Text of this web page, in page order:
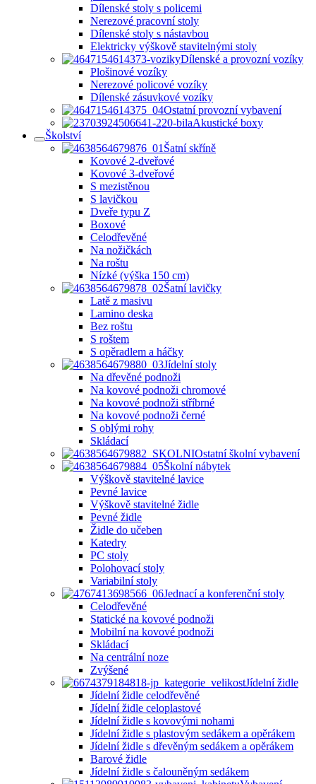
Dílenské stoly s policemi
Nerezové pracovní stoly
Dílenské stoly s nástavbou
Elektricky výškově stavitelnými stoly
Dílenské a provozní vozíky
Plošinové vozíky
Nerezové policové vozíky
Dílenské zásuvkové vozíky
Ostatní provozní vybavení
Akustické boxy
Školství
Šatní skříně
Kovové 2-dveřové
Kovové 3-dveřové
S mezistěnou
S lavičkou
Dveře typu Z
Boxové
Celodřevěné
Na nožičkách
Na roštu
Nízké (výška 150 cm)
Šatní lavičky
Latě z masivu
Lamino deska
Bez roštu
S roštem
S opěradlem a háčky
Jídelní stoly
Na dřevěné podnoži
Na kovové podnoži chromové
Na kovové podnoži stříbrné
Na kovové podnoži černé
S oblými rohy
Skládací
Ostatní školní vybavení
Školní nábytek
Výškově stavitelné lavice
Pevné lavice
Výškově stavitelné židle
Pevné židle
Židle do učeben
Katedry
PC stoly
Polohovací stoly
Variabilní stoly
Jednací a konferenční stoly
Celodřevěné
Statické na kovové podnoži
Mobilní na kovové podnoži
Skládací
Na centrální noze
Zvýšené
Jídelní židle
Jídelní židle celodřevěné
Jídelní židle celoplastové
Jídelní židle s kovovými nohami
Jídelní židle s plastovým sedákem a opěrákem
Jídelní židle s dřevěným sedákem a opěrákem
Barové židle
Jídelní židle s čalouněným sedákem